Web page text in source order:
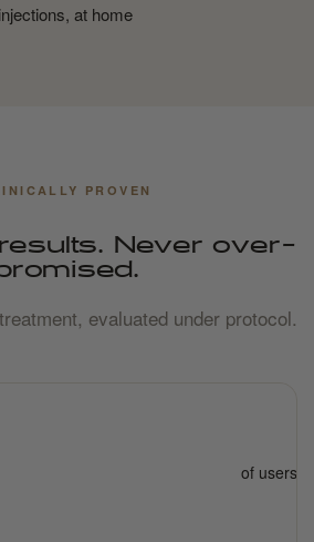
at home
PROVEN
Never over-
evaluated under protocol.
of users